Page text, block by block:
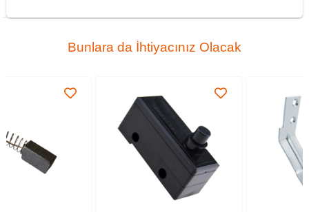
Bunlara da İhtiyacınız Olacak